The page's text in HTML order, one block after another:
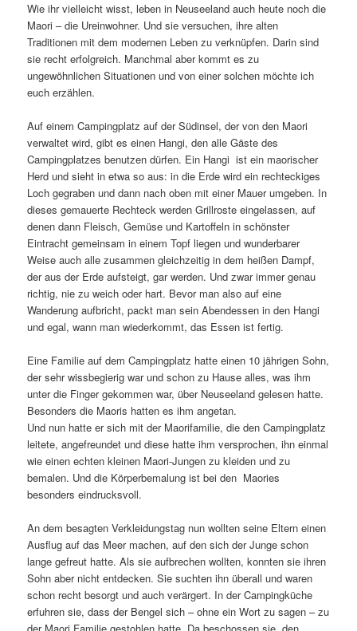
Wie ihr vielleicht wisst, leben in Neuseeland auch heute noch die
Maori – die Ureinwohner. Und sie versuchen, ihre alten
Traditionen mit dem modernen Leben zu verknüpfen. Darin sind
sie recht erfolgreich. Manchmal aber kommt es zu
ungewöhnlichen Situationen und von einer solchen möchte ich
euch erzählen.
Auf einem Campingplatz auf der Südinsel, der von den Maori
verwaltet wird, gibt es einen Hangi, den alle Gäste des
Campingplatzes benutzen dürfen. Ein Hangi ist ein maorischer
Herd und sieht in etwa so aus: in die Erde wird ein rechteckiges
Loch gegraben und dann nach oben mit einer Mauer umgeben. In
dieses gemauerte Rechteck werden Grillroste eingelassen, auf
denen dann Fleisch, Gemüse und Kartoffeln in schönster
Eintracht gemeinsam in einem Topf liegen und wunderbarer
Weise auch alle zusammen gleichzeitig in dem heißen Dampf,
der aus der Erde aufsteigt, gar werden. Und zwar immer genau
richtig, nie zu weich oder hart. Bevor man also auf eine
Wanderung aufbricht, packt man sein Abendessen in den Hangi
und egal, wann man wiederkommt, das Essen ist fertig.
Eine Familie auf dem Campingplatz hatte einen 10 jährigen Sohn,
der sehr wissbegierig war und schon zu Hause alles, was ihm
unter die Finger gekommen war, über Neuseeland gelesen hatte.
Besonders die Maoris hatten es ihm angetan.
Und nun hatte er sich mit der Maorifamilie, die den Campingplatz
leitete, angefreundet und diese hatte ihm versprochen, ihn einmal
wie einen echten kleinen Maori-Jungen zu kleiden und zu
bemalen. Und die Körperbemalung ist bei den Maories
besonders eindrucksvoll.
An dem besagten Verkleidungstag nun wollten seine Eltern einen
Ausflug auf das Meer machen, auf den sich der Junge schon
lange gefreut hatte. Als sie aufbrechen wollten, konnten sie ihren
Sohn aber nicht entdecken. Sie suchten ihn überall und waren
schon recht besorgt und auch verärgert. In der Campingküche
erfuhren sie, dass der Bengel sich – ohne ein Wort zu sagen – zu